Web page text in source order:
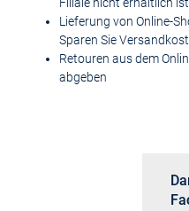
Lieferung von Online-
Sparen Sie
Retouren aus dem
abgeben